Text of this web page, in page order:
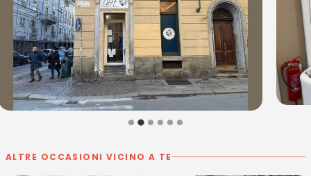
ALTRE OCCASIONI VICINO A TE